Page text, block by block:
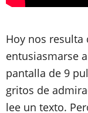
Hoy nos
entusiasmarse
pantalla de 9
gritos de
lee un texto.